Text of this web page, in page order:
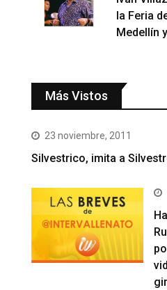
la Feria
Medellín
Más Vistos
23 noviembre, 2011
Silvestrico, imita a